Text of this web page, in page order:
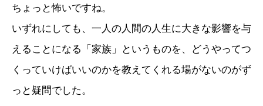
ちょっと怖いですね。
いずれにしても、一人の人間の人生に大きな影響を与
えることになる「家族」というものを、どうやってつ
くっていけばいいのかを教えてくれる場がないのがず
っと疑問でした。